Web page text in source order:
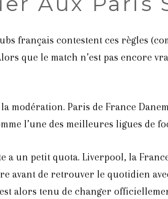
français contestent ces règles
que le match n’est pas encore
Paris de France
l’une des meilleures ligues de
un petit quota. Liverpool, la
avant de retrouver le quotidien
alors tenu de changer